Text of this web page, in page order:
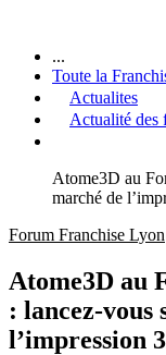
...
Toute la
Actualites
Actualité des
Atome3D au
marché de
Forum Franchise Lyon
Atome3D au
: lancez-vous
l’impression